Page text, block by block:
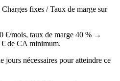
fixes / Taux de marge sur
€/mois, taux de marge 40 % →
de CA minimum.
jours nécessaires pour atteindre ce